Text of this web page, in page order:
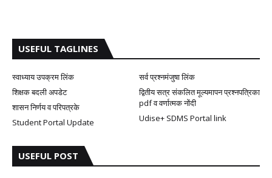
USEFUL TAGLINES
स्वाध्याय उपक्रम लिंक
सर्व प्रश्नमंजुषा लिंक
शिक्षक बदली अपडेट
द्वितीय सत्र संकलित मूल्यमापन प्रश्नपत्रिका
pdf व वर्णात्मक नोंदी
शासन निर्णय व परिपत्रके
Udise+ SDMS Portal link
Student Portal Update
USEFUL POST